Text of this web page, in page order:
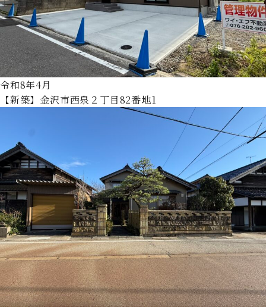
令和8年4月
【新築】金沢市西泉２丁目82番地1